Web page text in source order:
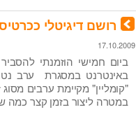
רושם דיגיטלי
17.10.2009
ביום חמישי הוזמנתי
באינטרנט במסגרת ערב
"קומליין" מקיימת ערבים
במטרה ליצור בזמן קצר כמה